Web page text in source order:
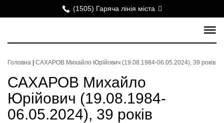
(1505) Гаряча лінія міста
Головна САХАРОВ Михайло Юрійович (19.08.1984-06.05.2024), 39 років
САХАРОВ Михайло
Юрійович (19.08.1984-
06.05.2024), 39 років